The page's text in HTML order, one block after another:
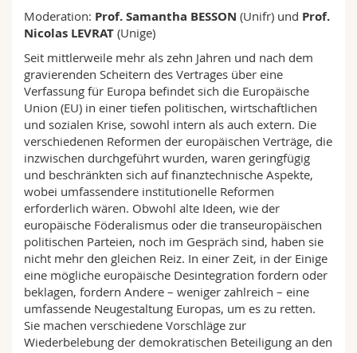
Moderation: Prof. Samantha BESSON (Unifr) und Prof.
Nicolas LEVRAT (Unige)
Seit mittlerweile mehr als zehn Jahren und nach dem
gravierenden Scheitern des Vertrages über eine
Verfassung für Europa befindet sich die Europäische
Union (EU) in einer tiefen politischen, wirtschaftlichen
und sozialen Krise, sowohl intern als auch extern. Die
verschiedenen Reformen der europäischen Verträge, die
inzwischen durchgeführt wurden, waren geringfügig
und beschränkten sich auf finanztechnische Aspekte,
wobei umfassendere institutionelle Reformen
erforderlich wären. Obwohl alte Ideen, wie der
europäische Föderalismus oder die transeuropäischen
politischen Parteien, noch im Gespräch sind, haben sie
nicht mehr den gleichen Reiz. In einer Zeit, in der Einige
eine mögliche europäische Desintegration fordern oder
beklagen, fordern Andere – weniger zahlreich – eine
umfassende Neugestaltung Europas, um es zu retten.
Sie machen verschiedene Vorschläge zur
Wiederbelebung der demokratischen Beteiligung an den